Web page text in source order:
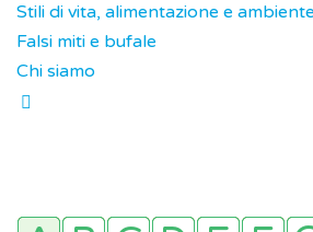
Stili di vita, alimentazione e ambiente
Falsi miti e bufale
Chi siamo